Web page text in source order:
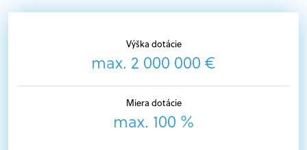
Výška dotácie
max. 2 000 000 €
Miera dotácie
max. 100 %